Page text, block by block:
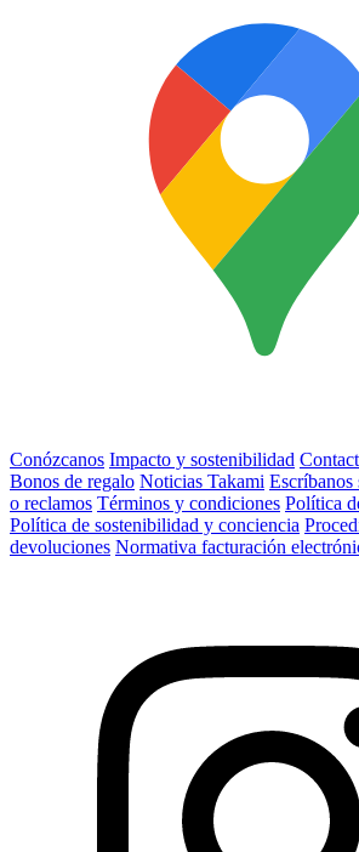
Conózcanos Impacto y sostenibilidad
Bonos de regalo Noticias Takami Escríbanos
o reclamos Términos y condiciones Política
Política de sostenibilidad y conciencia
devoluciones Normativa facturación